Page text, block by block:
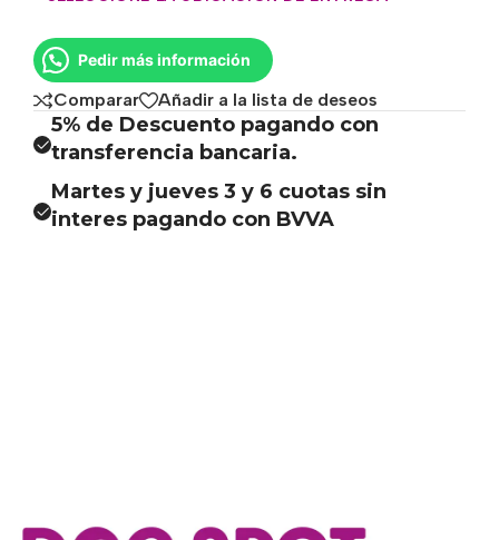
Pedir más información
Comparar Añadir a la lista de deseos
5% de Descuento pagando con
transferencia bancaria.
Martes y jueves 3 y 6 cuotas sin
interes pagando con BVVA